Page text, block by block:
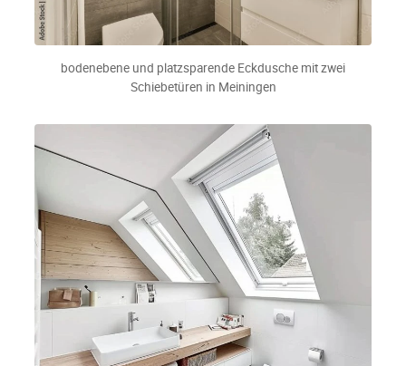
bodenebene und platzsparende Eckdusche mit zwei
Schiebetüren in Meiningen